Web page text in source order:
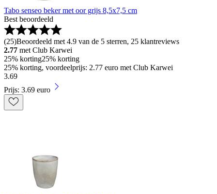
Tabo senseo beker met oor grijs 8,5x7,5 cm
Best beoordeeld
(25)Beoordeeld met 4.9 van de 5 sterren, 25 klantreviews
2.77 met Club Karwei
25% korting25% korting
25% korting, voordeelprijs: 2.77 euro met Club Karwei
3.69
Prijs: 3.69 euro